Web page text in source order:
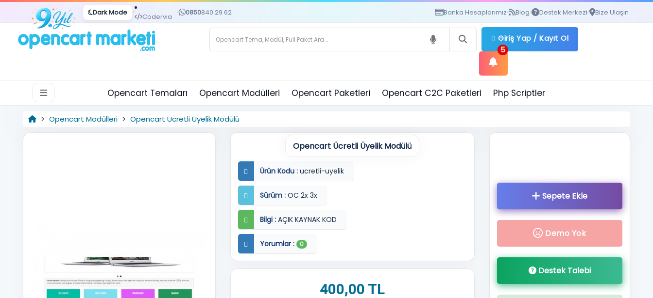
Dark Mode Codervia 0850840 29 62 Banka Hesaplarımız Blog Destek Merkezi Bize Ulaşın
Giriş Yap / Kayıt Ol
5
Opencart Temaları Opencart Modülleri Opencart Paketleri Opencart C2C Paketleri Php Scriptler
Opencart Modülleri Opencart Ücretli Üyelik Modülü
Opencart Ücretli Üyelik Modülü
Ürün Kodu : ucretli-uyelik
Sürüm :OC 2x 3x
Bilgi :AÇIK KAYNAK KOD
Yorumlar : 0
400,00 TL
Sepete Ekle
Demo Yok
Destek Talebi